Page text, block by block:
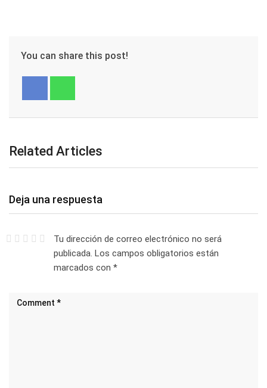
You can share this post!
Related Articles
Deja una respuesta
Tu dirección de correo electrónico no será
publicada. Los campos obligatorios están
marcados con *